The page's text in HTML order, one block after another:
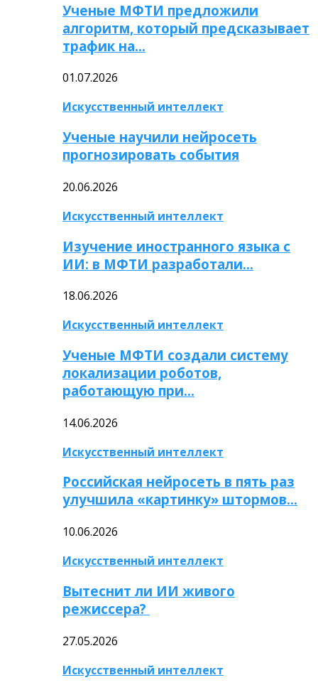
Ученые МФТИ предложили
алгоритм, который предсказывает
трафик на…
01.07.2026
Искусственный интеллект
Ученые научили нейросеть
прогнозировать события
20.06.2026
Искусственный интеллект
Изучение иностранного языка с
ИИ: в МФТИ разработали…
18.06.2026
Искусственный интеллект
Ученые МФТИ создали систему
локализации роботов,
работающую при…
14.06.2026
Искусственный интеллект
Российская нейросеть в пять раз
улучшила «картинку» штормов…
10.06.2026
Искусственный интеллект
Вытеснит ли ИИ живого
режиссера?
27.05.2026
Искусственный интеллект